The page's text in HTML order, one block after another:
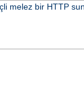
melez bir HTTP